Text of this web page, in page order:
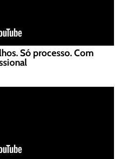
Só processo. Com